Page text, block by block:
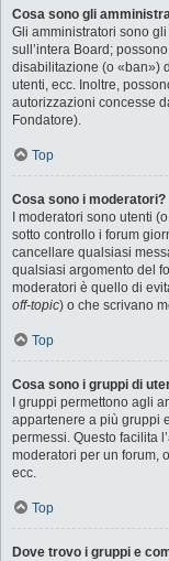
Cosa sono gli
Gli amministratori sono
sull’intera Board;
disabilitazione (o «ban»)
utenti, ecc. Inoltre,
autorizzazioni concesse
Fondatore).
Top
Cosa sono i moderatori?
I moderatori sono utenti
sotto controllo i forum
cancellare qualsiasi
qualsiasi argomento del
moderatori è quello di
off-topic) o che scrivano
Top
Cosa sono i gruppi di
I gruppi permettono agli
appartenere a più gruppi
permessi. Questo facilita
moderatori per un forum,
ecc.
Top
Dove trovo i gruppi e